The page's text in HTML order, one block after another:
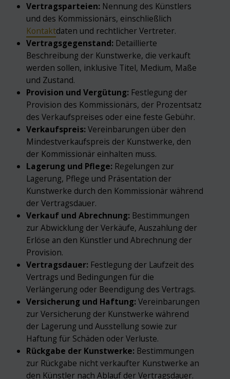
Vertragsparteien: Nennung des Künstlers
und des Kommissionärs, einschließlich
Kontaktdaten und rechtlicher Vertreter.
Vertragsgegenstand: Detaillierte
Beschreibung der Kunstwerke, die verkauft
werden sollen, inklusive Titel, Medium, Maße
und Zustand.
Provision und Vergütung: Festlegung der
Provision des Kommissionärs, der Prozentsatz
des Verkaufspreises oder eine feste Gebühr.
Verkaufspreis:Vereinbarungen über den
Mindestverkaufspreis der Kunstwerke, den
der Kommissionär einhalten muss.
Lagerung und Pflege: Regelungen zur
Lagerung, Pflege und Präsentation der
Kunstwerke durch den Kommissionär während
der Vertragsdauer.
Verkauf und Abrechnung: Bestimmungen
zur Abwicklung der Verkäufe, Auszahlung der
Erlöse an den Künstler und Abrechnung der
Provision.
Vertragsdauer: Festlegung der Laufzeit des
Vertrags und Bedingungen für die
Verlängerung oder Beendigung des Vertrags.
Versicherung und Haftung:Vereinbarungen
zur Versicherung der Kunstwerke während
der Lagerung und Ausstellung sowie zur
Haftung für Schäden oder Verluste.
Rückgabe der Kunstwerke: Bestimmungen
zur Rückgabe nicht verkaufter Kunstwerke an
den Künstler nach Ablauf der Vertragsdauer.